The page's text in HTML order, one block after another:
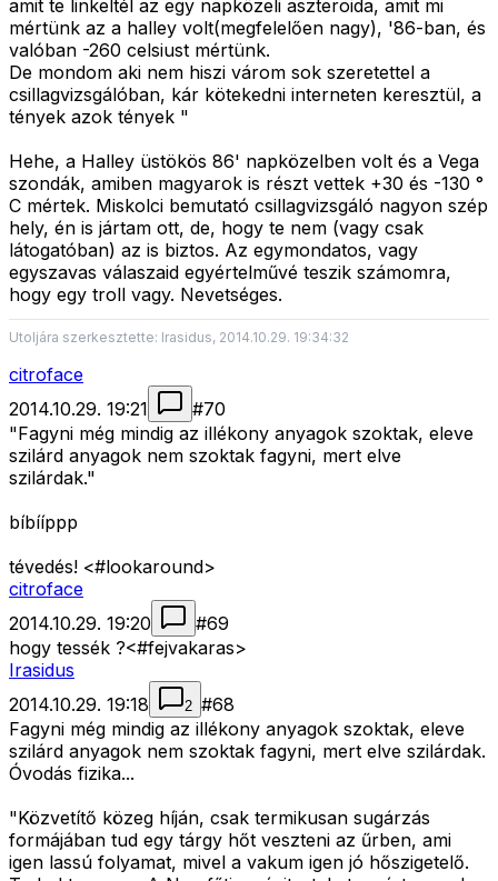
amit te linkeltél az egy napközeli aszteroida, amit mi
mértünk az a halley volt(megfelelően nagy), '86-ban, és
valóban -260 celsiust mértünk.
De mondom aki nem hiszi várom sok szeretettel a
csillagvizsgálóban, kár kötekedni interneten keresztül, a
tények azok tények "
Hehe, a Halley üstökös 86' napközelben volt és a Vega
szondák, amiben magyarok is részt vettek +30 és -130 °
C mértek. Miskolci bemutató csillagvizsgáló nagyon szép
hely, én is jártam ott, de, hogy te nem (vagy csak
látogatóban) az is biztos. Az egymondatos, vagy
egyszavas válaszaid egyértelművé teszik számomra,
hogy egy troll vagy. Nevetséges.
Utoljára szerkesztette: Irasidus, 2014.10.29. 19:34:32
citroface
2014.10.29. 19:21
#70
"Fagyni még mindig az illékony anyagok szoktak, eleve
szilárd anyagok nem szoktak fagyni, mert elve
szilárdak."
bíbííppp
tévedés! <#lookaround>
citroface
2014.10.29. 19:20
#69
hogy tessék ?<#fejvakaras>
Irasidus
2014.10.29. 19:18
2 #68
Fagyni még mindig az illékony anyagok szoktak, eleve
szilárd anyagok nem szoktak fagyni, mert elve szilárdak.
Óvodás fizika...
"Közvetítő közeg híján, csak termikusan sugárzás
formájában tud egy tárgy hőt veszteni az űrben, ami
igen lassú folyamat, mivel a vakum igen jó hőszigetelő.